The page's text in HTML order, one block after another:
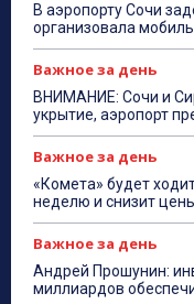
В аэропорту Сочи
организовала
Важное за день
ВНИМАНИЕ: Сочи и
укрытие, аэропорт
Важное за день
«Комета» будет
неделю и снизит
Важное за день
Андрей Прошунин:
миллиардов